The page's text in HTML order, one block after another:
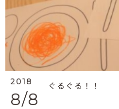
2018
8/8
ぐるぐる！！